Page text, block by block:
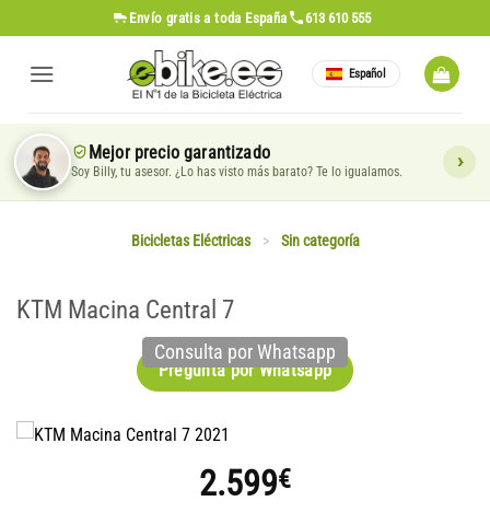
al
contenido
Envío gratis a toda España 613 610 555
Español
Mejor precio garantizado
Soy Billy, tu asesor. ¿Lo has visto más barato? Te lo igualamos.
Bicicletas Eléctricas > Sin categoría
KTM Macina Central 7
Pregunta por Whatsapp
Consulta por Whatsapp
2.599€